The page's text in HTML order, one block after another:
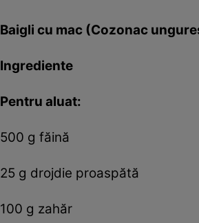
Baigli cu mac (Cozonac
Ingrediente
Pentru aluat:
500 g făină
25 g drojdie proaspătă
100 g zahăr